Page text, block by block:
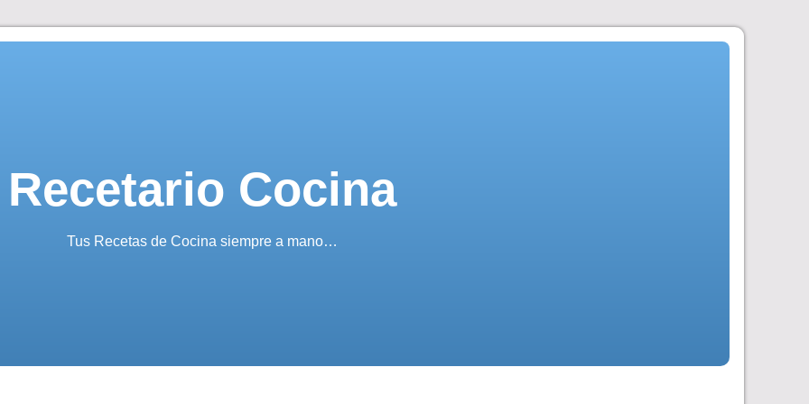
Recetario Cocina
Tus Recetas de Cocina siempre a mano…